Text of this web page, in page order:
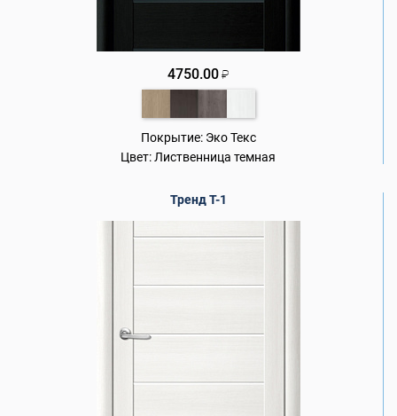
4750.00 ₽
Покрытие: Эко Текс
Цвет: Лиственница темная
Тренд Т-1